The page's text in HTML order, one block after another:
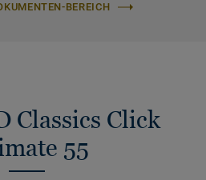
BEREICH
Classics Click
55